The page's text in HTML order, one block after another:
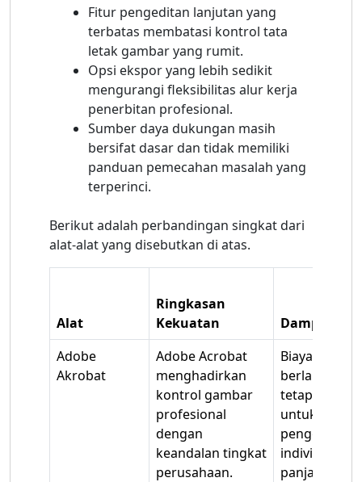
Fitur pengeditan lanjutan yang
terbatas membatasi kontrol tata
letak gambar yang rumit.
Opsi ekspor yang lebih sedikit
mengurangi fleksibilitas alur kerja
penerbitan profesional.
Sumber daya dukungan masih
bersifat dasar dan tidak memiliki
panduan pemecahan masalah yang
terperinci.
Berikut adalah perbandingan singkat dari
alat-alat yang disebutkan di atas.
Alat
Ringkasan
Kekuatan
Dampak
Adobe
Akrobat
Adobe Acrobat
menghadirkan
kontrol gambar
profesional
dengan
keandalan tingkat
perusahaan.
Biaya
tetap tinggi
untuk
penggunaan
individu
panjang.